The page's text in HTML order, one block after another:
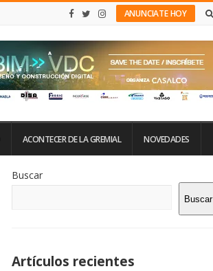
ANUNCIATE HOY
ACONTECER DE LA GREMIAL NOVEDADES
De
La
Buscar
Buscar
Artículos recientes